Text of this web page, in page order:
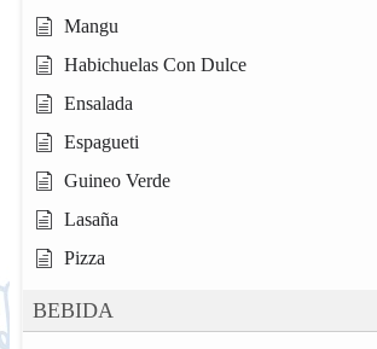
Mangu
Habichuelas Con Dulce
Ensalada
Espagueti
Guineo Verde
Lasaña
Pizza
BEBIDA